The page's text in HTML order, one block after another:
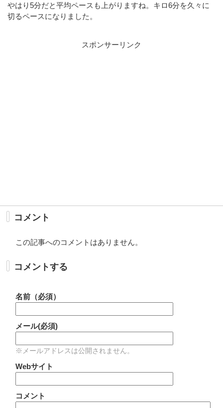
やはり5分だと平均ペースも上がりますね。キロ6分を久々に
切るペースになりました。
スポンサーリンク
コメント
この記事へのコメントはありません。
コメントする
名前（必須）
メール(必須)
※メールアドレスは公開されません。
Webサイト
コメント